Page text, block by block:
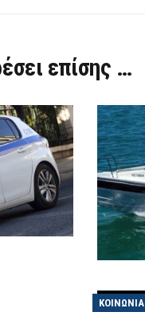
επίσης …
ΚΟΙΝΩΝΙΑ